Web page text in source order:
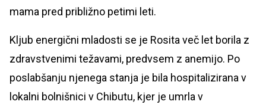
mama pred približno petimi leti.
Kljub energični mladosti se je Rosita več let borila z
zdravstvenimi težavami, predvsem z anemijo. Po
poslabšanju njenega stanja je bila hospitalizirana v
lokalni bolnišnici v Chibutu, kjer je umrla v